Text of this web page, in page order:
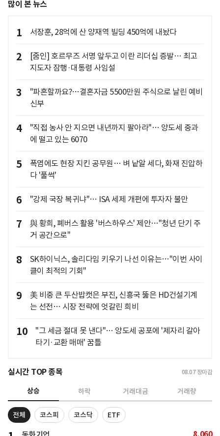
많이 본 뉴스
1 서장훈, 28억에 산 양재역 빌딩 450억에 내놨다
2
[줌인] 호르무즈 서명 앞두고 이란 리더십 증발… 최고
지도자 잠행·대통령 사임설
3
"파혼할까요?…결혼자금 5500만원 주식으로 날린 예비
신부
4
"직접 농사 안 지으면 내년까지 팔아라"… 양도세 중과
에 떨고 있는 6070
5
폭염에도 현장 지킨 공무원… 벼 낱알 세다, 화재 진압하
다 '풀썩'
6 "강제 국장 복귀냐"… ISA 세제 개편에 투자자 불만
7
與 황희, 폐버스 활용 '버스하우스' 제안…"청년 단기 주
거 공간으로"
8
SK하이닉스, 솔리다임 키우기 나선 이유는…"이번 사이
클이 최적의 기회"
9
美 비중 큰 두산밥캣은 부진, 신흥국 뚫은 HD건설기계
는 선전… 시장 전략에 엇갈린 희비
10
"그 세금 절대 못 낸다"… 양도세 공포에 '제자리 갈아
타기·교환 매매' 꿈틀
실시간 TOP 종목 08.07 장마감
상승 하락 거래대금 거래량
전체 코스피 코스닥 ETF